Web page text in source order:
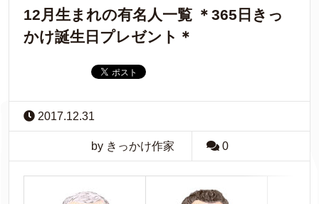
12月生まれの有名人一覧 ＊365日きっ
かけ誕生日プレゼント＊
2017.12.31
by きっかけ作家 0